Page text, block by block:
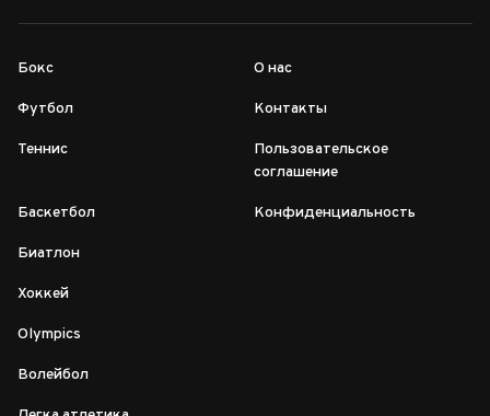
Бокс
Футбол
Теннис
Баскетбол
Биатлон
Хоккей
Olympics
Волейбол
О нас
Контакты
Пользовательское
соглашение
Конфиденциальность